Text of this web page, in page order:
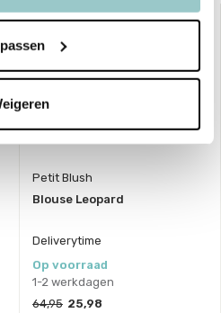
sale 60%
Petit Blush
Blouse Leopard
Deliverytime
Op voorraad
1-2 werkdagen
64,95 25,98